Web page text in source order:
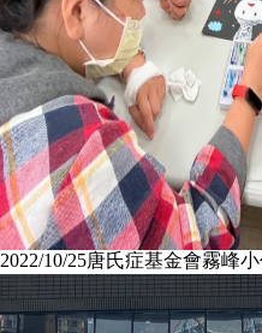
2022/10/25唐氏症基金會霧峰